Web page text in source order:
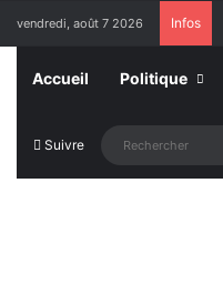
vendredi, août 7 2026 Infos
Accueil Politique
Suivre